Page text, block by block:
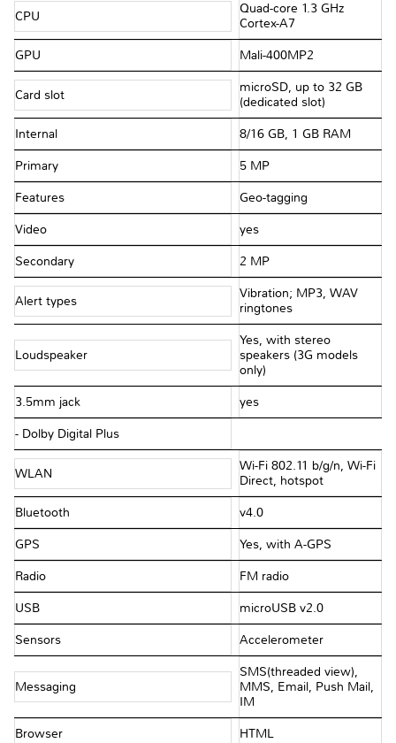
CPU
Quad-core 1.3 GHz
Cortex-A7
GPU Mali-400MP2
Card slot
microSD, up to 32 GB
(dedicated slot)
Internal 8/16 GB, 1 GB RAM
Primary 5 MP
Features Geo-tagging
Video yes
Secondary 2 MP
Alert types
Vibration; MP3, WAV
ringtones
Loudspeaker
Yes, with stereo
speakers (3G models
only)
3.5mm jack yes
- Dolby Digital Plus
WLAN
Wi-Fi 802.11 b/g/n, Wi-Fi
Direct, hotspot
Bluetooth v4.0
GPS Yes, with A-GPS
Radio FM radio
USB microUSB v2.0
Sensors Accelerometer
Messaging
SMS(threaded view),
MMS, Email, Push Mail,
IM
Browser HTML